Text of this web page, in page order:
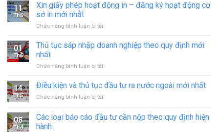
11
Th6
Xin giấy phép hoạt động in – đăng ký hoạt động cơ
sở in mới nhất
Chức năng bình luận bị tắtở
giấy
động
–
ký
động
01
Th6
Thủ tục sáp nhập doanh nghiệp theo quy định mới
nhất
Chức năng bình luận bị tắtở
tục
nhập
nghiệp
14
Th5
Điều kiện và thủ tục đầu tư ra nước ngoài mới nhất
Chức năng bình luận bị tắtở
kiện
và
08
Th4
Các loại báo cáo đầu tư cần nộp theo quy định hiện
hành